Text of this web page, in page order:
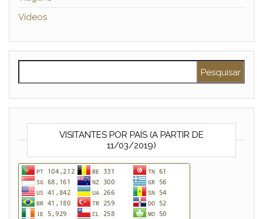
Vídeos
VISITANTES POR PAÍS (A PARTIR DE
11/03/2019)